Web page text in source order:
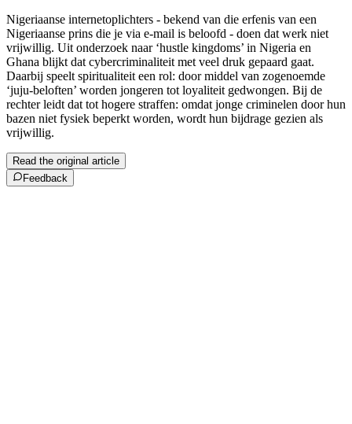
Nigeriaanse internetoplichters - bekend van die erfenis van een
Nigeriaanse prins die je via e-mail is beloofd - doen dat werk niet
vrijwillig. Uit onderzoek naar ‘hustle kingdoms’ in Nigeria en
Ghana blijkt dat cybercriminaliteit met veel druk gepaard gaat.
Daarbij speelt spiritualiteit een rol: door middel van zogenoemde
‘juju-beloften’ worden jongeren tot loyaliteit gedwongen. Bij de
rechter leidt dat tot hogere straffen: omdat jonge criminelen door hun
bazen niet fysiek beperkt worden, wordt hun bijdrage gezien als
vrijwillig.
Read the original article
Feedback